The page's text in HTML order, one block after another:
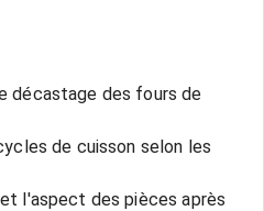
décastage des fours de
de cuisson selon les
l'aspect des pièces après